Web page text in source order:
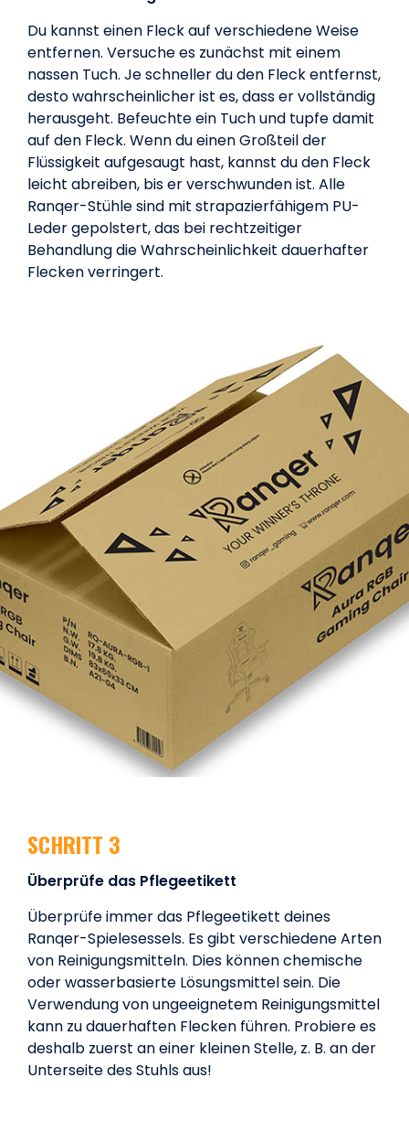
Du kannst einen Fleck auf verschiedene Weise
entfernen. Versuche es zunächst mit einem
nassen Tuch. Je schneller du den Fleck entfernst,
desto wahrscheinlicher ist es, dass er vollständig
herausgeht. Befeuchte ein Tuch und tupfe damit
auf den Fleck. Wenn du einen Großteil der
Flüssigkeit aufgesaugt hast, kannst du den Fleck
leicht abreiben, bis er verschwunden ist. Alle
Ranqer-Stühle sind mit strapazierfähigem PU-
Leder gepolstert, das bei rechtzeitiger
Behandlung die Wahrscheinlichkeit dauerhafter
Flecken verringert.
SCHRITT 3
Überprüfe das Pflegeetikett
Überprüfe immer das Pflegeetikett deines
Ranqer-Spielesessels. Es gibt verschiedene Arten
von Reinigungsmitteln. Dies können chemische
oder wasserbasierte Lösungsmittel sein. Die
Verwendung von ungeeignetem Reinigungsmittel
kann zu dauerhaften Flecken führen. Probiere es
deshalb zuerst an einer kleinen Stelle, z. B. an der
Unterseite des Stuhls aus!